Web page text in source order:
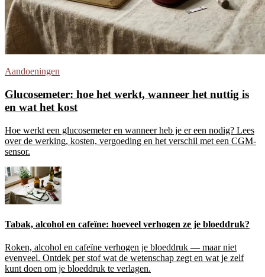
Aandoeningen
Glucosemeter: hoe het werkt, wanneer het nuttig is
en wat het kost
Hoe werkt een glucosemeter en wanneer heb je er een nodig? Lees
over de werking, kosten, vergoeding en het verschil met een CGM-
sensor.
Tabak, alcohol en cafeïne: hoeveel verhogen ze je bloeddruk?
Roken, alcohol en cafeïne verhogen je bloeddruk — maar niet
evenveel. Ontdek per stof wat de wetenschap zegt en wat je zelf
kunt doen om je bloeddruk te verlagen.